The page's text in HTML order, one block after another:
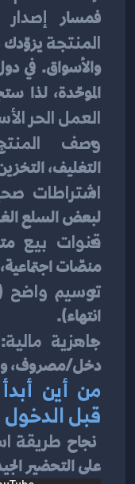
فمسار
المنتجة
الموحّدة، لذا
العمل الحر
وصف
التغليف،
اشتراطات
لبعض السلع
قنوات بيع
منصّات
توسيم واضح
انتهاء).
جاهزية مالية
دخل/مصروف،
قبل
نجاح طريقة
على التحضير